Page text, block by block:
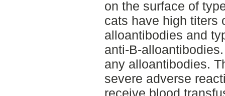
on the surface of
cats have high titers
alloantibodies and
anti-B-
any alloantibodies.
severe adverse
receive blood